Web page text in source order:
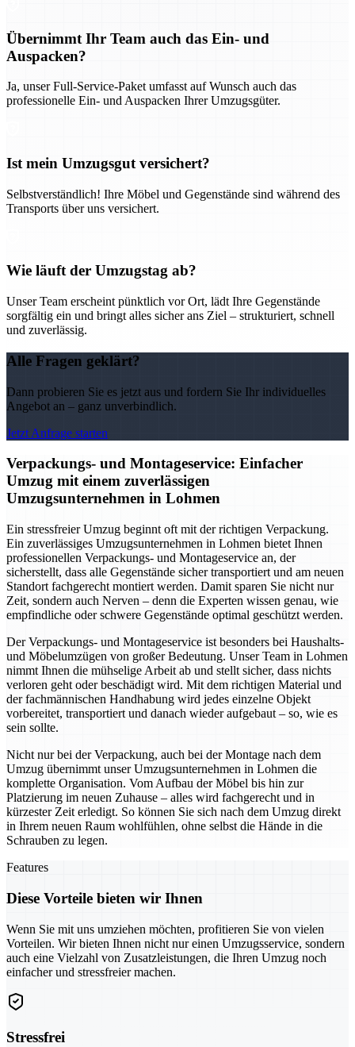
Übernimmt Ihr Team auch das Ein- und
Auspacken?
Ja, unser Full-Service-Paket umfasst auf Wunsch auch das
professionelle Ein- und Auspacken Ihrer Umzugsgüter.
Ist mein Umzugsgut versichert?
Selbstverständlich! Ihre Möbel und Gegenstände sind während des
Transports über uns versichert.
Wie läuft der Umzugstag ab?
Unser Team erscheint pünktlich vor Ort, lädt Ihre Gegenstände
sorgfältig ein und bringt alles sicher ans Ziel – strukturiert, schnell
und zuverlässig.
Alle Fragen geklärt?
Dann probieren Sie es jetzt aus und fordern Sie Ihr individuelles
Angebot an – ganz unverbindlich.
Jetzt Anfrage starten
Verpackungs- und Montageservice: Einfacher
Umzug mit einem zuverlässigen
Umzugsunternehmen in Lohmen
Ein stressfreier Umzug beginnt oft mit der richtigen Verpackung.
Ein zuverlässiges Umzugsunternehmen in Lohmen bietet Ihnen
professionellen Verpackungs- und Montageservice an, der
sicherstellt, dass alle Gegenstände sicher transportiert und am neuen
Standort fachgerecht montiert werden. Damit sparen Sie nicht nur
Zeit, sondern auch Nerven – denn die Experten wissen genau, wie
empfindliche oder schwere Gegenstände optimal geschützt werden.
Der Verpackungs- und Montageservice ist besonders bei Haushalts-
und Möbelumzügen von großer Bedeutung. Unser Team in Lohmen
nimmt Ihnen die mühselige Arbeit ab und stellt sicher, dass nichts
verloren geht oder beschädigt wird. Mit dem richtigen Material und
der fachmännischen Handhabung wird jedes einzelne Objekt
vorbereitet, transportiert und danach wieder aufgebaut – so, wie es
sein sollte.
Nicht nur bei der Verpackung, auch bei der Montage nach dem
Umzug übernimmt unser Umzugsunternehmen in Lohmen die
komplette Organisation. Vom Aufbau der Möbel bis hin zur
Platzierung im neuen Zuhause – alles wird fachgerecht und in
kürzester Zeit erledigt. So können Sie sich nach dem Umzug direkt
in Ihrem neuen Raum wohlfühlen, ohne selbst die Hände in die
Schrauben zu legen.
Features
Diese Vorteile bieten wir Ihnen
Wenn Sie mit uns umziehen möchten, profitieren Sie von vielen
Vorteilen. Wir bieten Ihnen nicht nur einen Umzugsservice, sondern
auch eine Vielzahl von Zusatzleistungen, die Ihren Umzug noch
einfacher und stressfreier machen.
Stressfrei